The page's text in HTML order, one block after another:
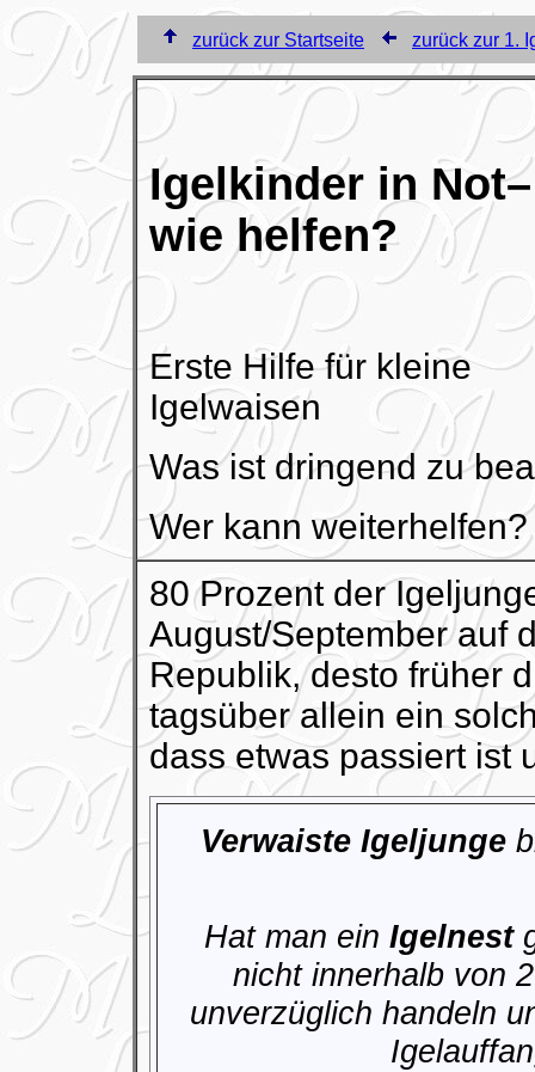
zurück zur Startseite zurück zur 1.
Igelkinder in Not–
wie helfen?
Erste Hilfe für kleine
Igelwaisen
Was ist dringend zu
Wer kann weiterhelfen?
80 Prozent der
August/September auf
Republik, desto früher
tagsüber allein ein
dass etwas passiert ist
Verwaiste Igeljunge
Hat man ein Igelnest
nicht innerhalb von
unverzüglich handeln